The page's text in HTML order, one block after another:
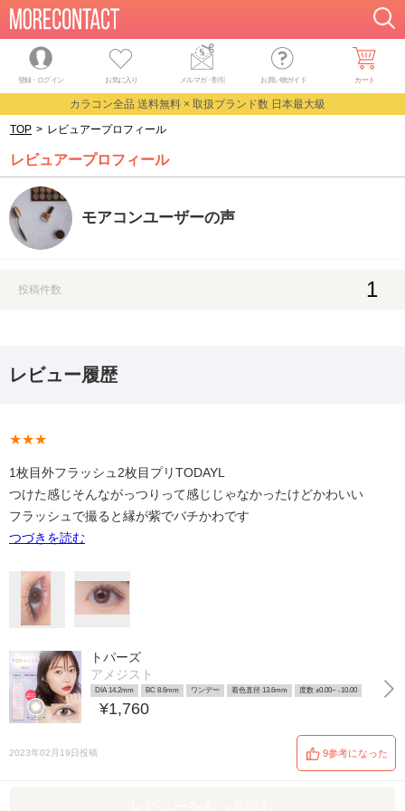
登録・ログイン お気に入り メルマガ・割引 お買い物ガイド カート
カラコン全品 送料無料 × 取扱ブランド数 日本最大級
TOP > レビュアープロフィール
レビュアープロフィール
モアコンユーザーの声
投稿件数 1
レビュー履歴
★★★
1枚目外フラッシュ2枚目プリTODAYL
つけた感じそんながっつりって感じじゃなかったけどかわいい
フラッシュで撮ると縁が紫でバチかわです
つづきを読む
トパーズ
アメジスト
DIA 14.2mm BC 8.6mm ワンデー 着色直径 13.6mm 度数 ±0.00~ -10.00
¥1,760
2023年02月19日投稿 9参考になった